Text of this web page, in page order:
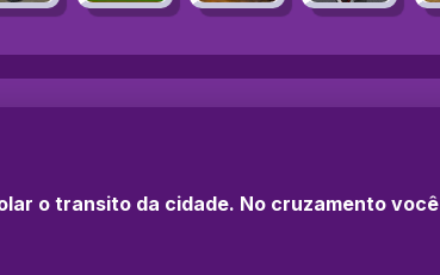
o transito da cidade. No cruzamento